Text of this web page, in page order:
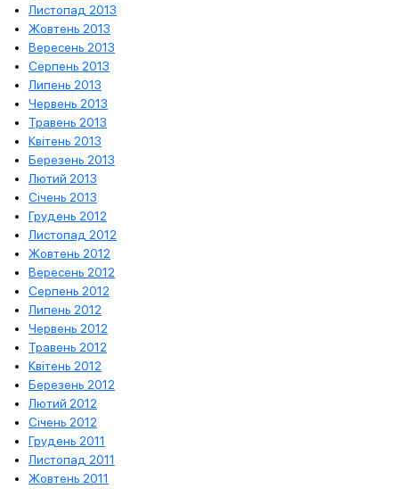
Листопад 2013
Жовтень 2013
Вересень 2013
Серпень 2013
Липень 2013
Червень 2013
Травень 2013
Квітень 2013
Березень 2013
Лютий 2013
Січень 2013
Грудень 2012
Листопад 2012
Жовтень 2012
Вересень 2012
Серпень 2012
Липень 2012
Червень 2012
Травень 2012
Квітень 2012
Березень 2012
Лютий 2012
Січень 2012
Грудень 2011
Листопад 2011
Жовтень 2011